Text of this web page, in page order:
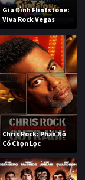
Gia Đình Flintstone:
Viva Rock Vegas
Chris Rock: Phẫn Nộ
Có Chọn Lọc